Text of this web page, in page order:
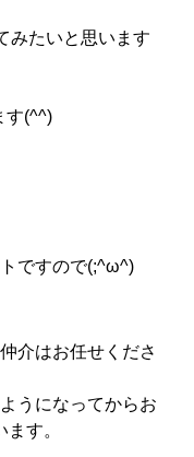
みたいと思います
す(^^)
トですので(;^ω^)
介はお任せくださ
うになってからお
す。